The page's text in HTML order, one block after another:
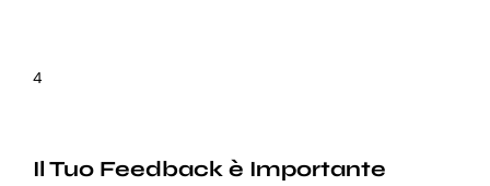
4
Il Tuo Feedback è Importante